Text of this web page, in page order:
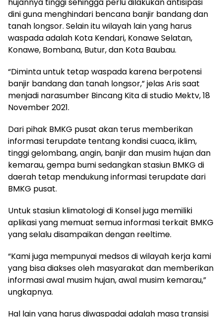
dini guna menghindari bencana banjir bandang dan
tanah longsor. Selain itu wilayah lain yang harus
waspada adalah Kota Kendari, Konawe Selatan,
Konawe, Bombana, Butur, dan Kota Baubau.
“Diminta untuk tetap waspada karena berpotensi
banjir bandang dan tanah longsor,” jelas Aris saat
menjadi narasumber Bincang Kita di studio Mektv, 18
November 2021.
Dari pihak BMKG pusat akan terus memberikan
informasi terupdate tentang kondisi cuaca, iklim,
tinggi gelombang, angin, banjir dan musim hujan dan
kemarau, gempa bumi sedangkan stasiun BMKG di
daerah tetap mendukung informasi terupdate dari
BMKG pusat.
Untuk stasiun klimatologi di Konsel juga memiliki
aplikasi yang memuat semua informasi terkait BMKG
yang selalu disampaikan dengan reeltime.
“Kami juga mempunyai medsos di wilayah kerja kami
yang bisa diakses oleh masyarakat dan memberikan
informasi awal musim hujan, awal musim kemarau,”
ungkapnya.
Hal lain yang harus diwaspadai adalah masa transisi